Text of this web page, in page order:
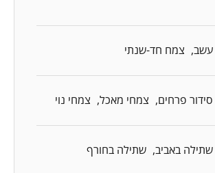
עשב צמח חד-שנתי
סידור פרחים צמחי מאכל צמחי נוי
שתילה באביב שתילה בחורף